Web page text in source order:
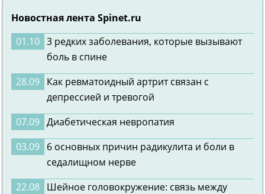
Новостная лента Spinet.ru
01.10 3 редких заболевания, которые вызывают
боль в спине
28.09 Как ревматоидный артрит связан с
депрессией и тревогой
07.09 Диабетическая невропатия
03.09 6 основных причин радикулита и боли в
седалищном нерве
22.08 Шейное головокружение: связь между